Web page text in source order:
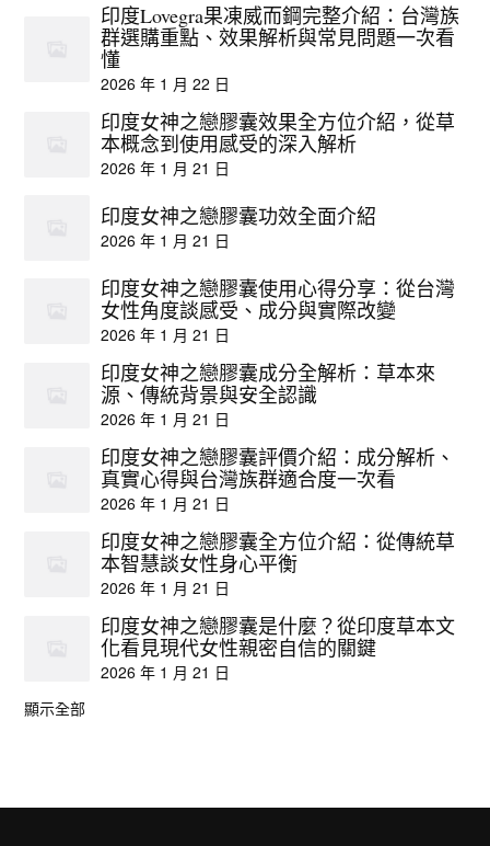
印度Lovegra果凍威而鋼完整介紹：台灣族
群選購重點、效果解析與常見問題一次看
懂
2026 年 1 月 22 日
印度女神之戀膠囊效果全方位介紹，從草
本概念到使用感受的深入解析
2026 年 1 月 21 日
印度女神之戀膠囊功效全面介紹
2026 年 1 月 21 日
印度女神之戀膠囊使用心得分享：從台灣
女性角度談感受、成分與實際改變
2026 年 1 月 21 日
印度女神之戀膠囊成分全解析：草本來
源、傳統背景與安全認識
2026 年 1 月 21 日
印度女神之戀膠囊評價介紹：成分解析、
真實心得與台灣族群適合度一次看
2026 年 1 月 21 日
印度女神之戀膠囊全方位介紹：從傳統草
本智慧談女性身心平衡
2026 年 1 月 21 日
印度女神之戀膠囊是什麼？從印度草本文
化看見現代女性親密自信的關鍵
2026 年 1 月 21 日
顯示全部